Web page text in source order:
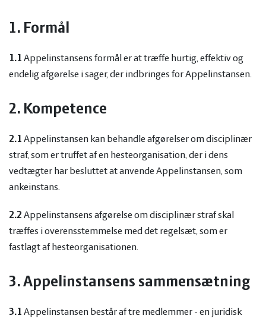
1. Formål
1.1 Appelinstansens formål er at træffe hurtig, effektiv og
endelig afgørelse i sager, der indbringes for Appelinstansen.
2. Kompetence
2.1 Appelinstansen kan behandle afgørelser om disciplinær
straf, som er truffet af en hesteorganisation, der i dens
vedtægter har besluttet at anvende Appelinstansen, som
ankeinstans.
2.2 Appelinstansens afgørelse om disciplinær straf skal
træffes i overensstemmelse med det regelsæt, som er
fastlagt af hesteorganisationen.
3.Appelinstansens sammensætning
3.1 Appelinstansen består af tre medlemmer - en juridisk